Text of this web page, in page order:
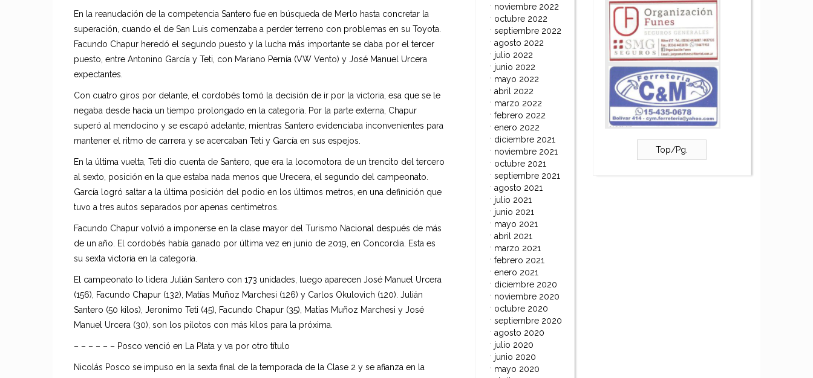
En la reanudación de la competencia Santero fue en búsqueda de Merlo hasta concretar la
superación, cuando el de San Luis comenzaba a perder terreno con problemas en su Toyota.
Facundo Chapur heredó el segundo puesto y la lucha más importante se daba por el tercer
puesto, entre Antonino García y Teti, con Mariano Pernía (VW Vento) y José Manuel Urcera
expectantes.
Con cuatro giros por delante, el cordobés tomó la decisión de ir por la victoria, esa que se le
negaba desde hacía un tiempo prolongado en la categoría. Por la parte externa, Chapur
superó al mendocino y se escapó adelante, mientras Santero evidenciaba inconvenientes para
mantener el ritmo de carrera y se acercaban Teti y García en sus espejos.
En la última vuelta, Teti dio cuenta de Santero, que era la locomotora de un trencito del tercero
al sexto, posición en la que estaba nada menos que Urecera, el segundo del campeonato.
García logró saltar a la última posición del podio en los últimos metros, en una definición que
tuvo a tres autos separados por apenas centimetros.
Facundo Chapur volvió a imponerse en la clase mayor del Turismo Nacional después de más
de un año. El cordobés había ganado por última vez en junio de 2019, en Concordia. Esta es
su sexta victoria en la categoría.
El campeonato lo lidera Julián Santero con 173 unidades, luego aparecen José Manuel Urcera
(156), Facundo Chapur (132), Matías Muñoz Marchesi (126) y Carlos Okulovich (120). Julián
Santero (50 kilos), Jeronimo Teti (45), Facundo Chapur (35), Matías Muñoz Marchesi y José
Manuel Urcera (30), son los pilotos con más kilos para la próxima.
– – – – – – Posco venció en La Plata y va por otro título
Nicolás Posco se impuso en la sexta final de la temporada de la Clase 2 y se afianza en la
noviembre 2022
octubre 2022
septiembre 2022
agosto 2022
julio 2022
junio 2022
mayo 2022
abril 2022
marzo 2022
febrero 2022
enero 2022
diciembre 2021
noviembre 2021
octubre 2021
septiembre 2021
agosto 2021
julio 2021
junio 2021
mayo 2021
abril 2021
marzo 2021
febrero 2021
enero 2021
diciembre 2020
noviembre 2020
octubre 2020
septiembre 2020
agosto 2020
julio 2020
junio 2020
mayo 2020
Top/Pg.